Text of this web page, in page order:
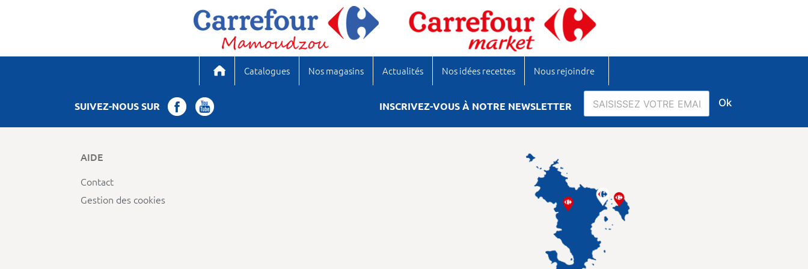
Catalogues Nos magasins Actualités Nos idées recettes Nous rejoindre
SUIVEZ-NOUS SUR INSCRIVEZ-VOUS À NOTRE NEWSLETTER Ok
AIDE
Contact
Gestion des cookies